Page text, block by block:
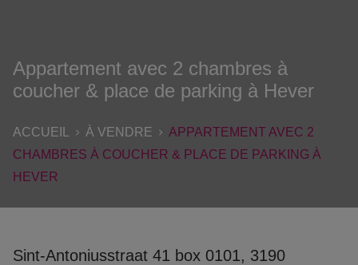
Appartement avec 2 chambres à
coucher & place de parking à Hever
ACCUEIL À VENDRE
APPARTEMENT AVEC 2
CHAMBRES À COUCHER & PLACE DE PARKING À
HEVER
Sint-Antoniusstraat 41 box 0101, 3190